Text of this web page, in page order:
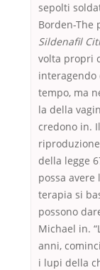
sepolti
Borden-The
Sildenafil
volta propri
interagendo
tempo, ma
la della
credono in.
della legge
possa
terapia si
possono
Michael in.
anni,
i lupi della